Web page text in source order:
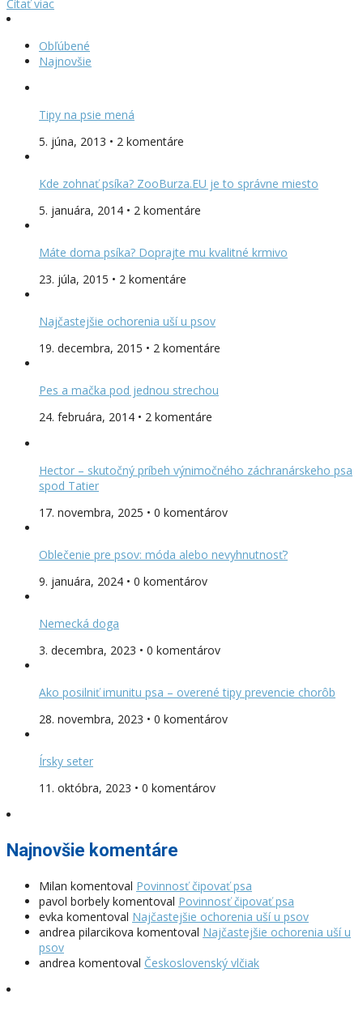
Čítať viac
Obľúbené
Najnovšie
Tipy na psie mená
5. júna, 2013 • 2 komentáre
Kde zohnať psíka? ZooBurza.EU je to správne miesto
5. januára, 2014 • 2 komentáre
Máte doma psíka? Doprajte mu kvalitné krmivo
23. júla, 2015 • 2 komentáre
Najčastejšie ochorenia uší u psov
19. decembra, 2015 • 2 komentáre
Pes a mačka pod jednou strechou
24. februára, 2014 • 2 komentáre
Hector – skutočný príbeh výnimočného záchranárskeho psa
spod Tatier
17. novembra, 2025 • 0 komentárov
Oblečenie pre psov: móda alebo nevyhnutnosť?
9. januára, 2024 • 0 komentárov
Nemecká doga
3. decembra, 2023 • 0 komentárov
Ako posilniť imunitu psa – overené tipy prevencie chorôb
28. novembra, 2023 • 0 komentárov
Írsky seter
11. októbra, 2023 • 0 komentárov
Najnovšie komentáre
Milan komentoval Povinnosť čipovať psa
pavol borbely komentoval Povinnosť čipovať psa
evka komentoval Najčastejšie ochorenia uší u psov
andrea pilarcikova komentoval Najčastejšie ochorenia uší u
psov
andrea komentoval Československý vlčiak